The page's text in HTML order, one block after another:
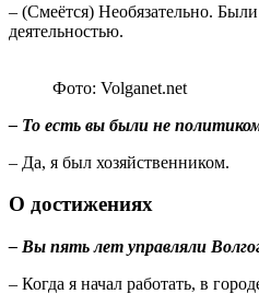
– (Смеётся) Необязательно.
деятельностью.
Фото: Volganet.net
– То есть вы были не
– Да, я был хозяйственником.
О достижениях
– Вы пять лет управляли
– Когда я начал работать, в